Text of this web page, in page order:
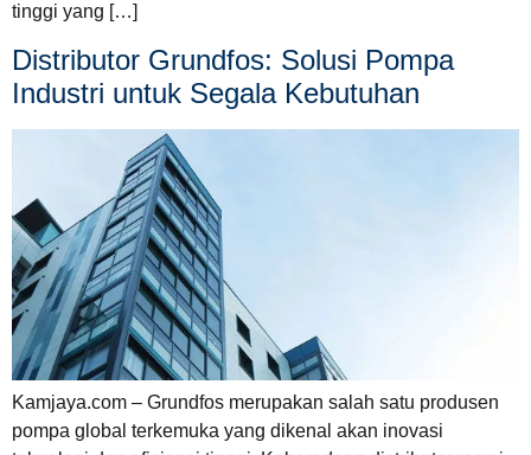
tinggi yang […]
Distributor Grundfos: Solusi Pompa
Industri untuk Segala Kebutuhan
Kamjaya.com – Grundfos merupakan salah satu produsen
pompa global terkemuka yang dikenal akan inovasi